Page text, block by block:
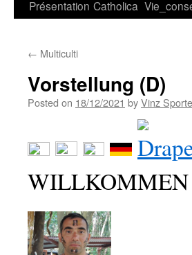
Présentation Catholica
← Multiculti
Vorstellung (D)
Posted on 18/12/2021 byVinz